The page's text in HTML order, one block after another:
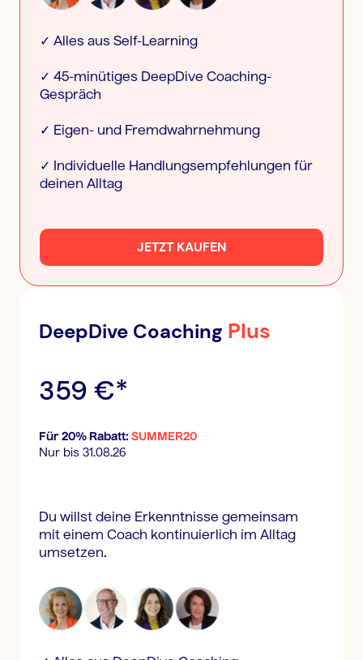
✓ Alles aus Self-Learning
✓ 45-minütiges DeepDive Coaching-
Gespräch
✓ Eigen- und Fremdwahrnehmung
✓ Individuelle Handlungsempfehlungen für
deinen Alltag
JETZT KAUFEN
DeepDive Coaching Plus
359 €*
Für 20% Rabatt: SUMMER20
Nur bis 31.08.26
Du willst deine Erkenntnisse gemeinsam
mit einem Coach kontinuierlich im Alltag
umsetzen.